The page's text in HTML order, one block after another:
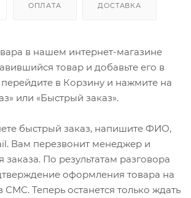
ОПЛАТА ДОСТАВКА
в нашем интернет-магазине
товар и добавьте его в
в Корзину и нажмите на
или «Быстрый заказ».
быстрый заказ, напишите ФИО,
Вам перезвонит менеджер и
заказа. По результатам разговора
оформления товара на
СМС. Теперь останется только ждать